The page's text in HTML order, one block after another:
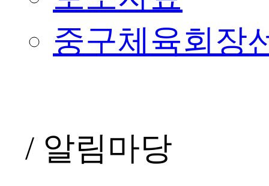
중구체육회장
/ 알림마당